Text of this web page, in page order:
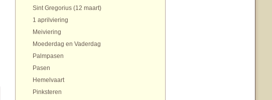
Sint Gregorius (12 maart)
1 aprilviering
Meiviering
Moederdag en Vaderdag
Palmpasen
Pasen
Hemelvaart
Pinksteren